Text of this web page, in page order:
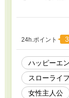
けで、先見の明
しただけなので
くて、妹が……っ
っ！？ ※第○話
の視点 となり
24h.ポイント
ハッピーエ
スローライフ
女性主人公